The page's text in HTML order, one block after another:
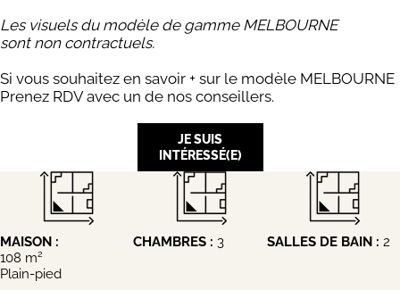
Les visuels du modèle de gamme MELBOURNE
sont non contractuels.
Si vous souhaitez en savoir + sur le modèle MELBOURNE
Prenez RDV avec un de nos conseillers.
JE SUIS
INTÉRESSÉ(E)
MAISON :
108 m2
Plain-pied
CHAMBRES : 3 SALLES DE BAIN : 2